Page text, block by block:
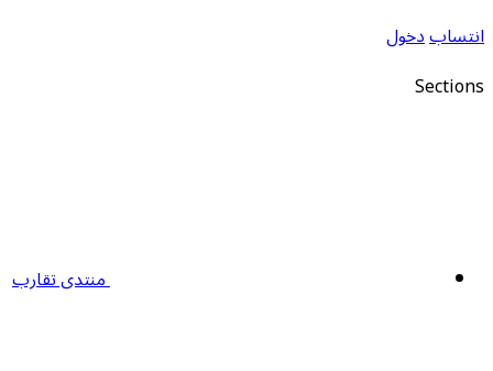
انتسابدخول
Sections
منتدى تقارب